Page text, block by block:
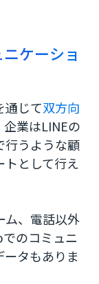
ケーショ
通じて双方向
業はLINEの
行うような顧
として行え
ム、電話以外
のコミュニ
タもありま